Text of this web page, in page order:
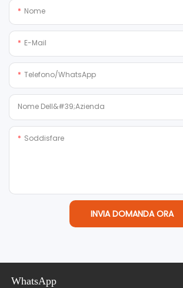
Nome
E-Mail
Telefono/WhatsApp
Nome Dell&#39;azienda
Soddisfare
INVIA DOMANDA ORA
WhatsApp